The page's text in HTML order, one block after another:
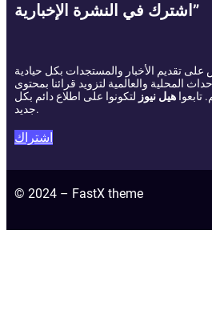
اشترك في النشرة الإخبارية”
تقديم الأخبار والمستجدات بكل حيادية
المحلية والعالمية لتزويد قرائنا بمحتوى
تابعوا هيل نيوز لتكونوا على اطلاع دائم بكل
جديد.
اشتراك
© 2024 – FastX theme